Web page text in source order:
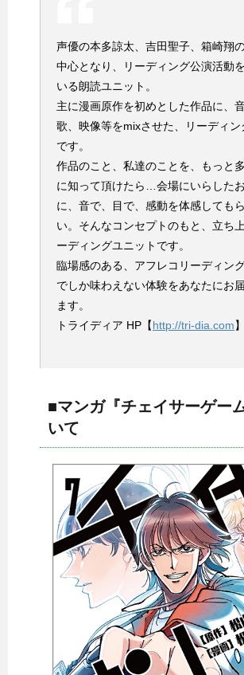
声優の本多諒太、吉田聖子、箱崎翔
中心となり、リーディング公演活動
いる朗読ユニット。
主に漫画原作を初めとした作品に、
歌、映像等をmixさせた、リーディン
です。
作品のこと、私達のことを、もっと
に知って頂けたら…会場にいらした
に、音で、目で、感動を体感しても
い。そんなコンセプトのもと、立ち
ーディングユニットです。
臨場感のある、アフレコリーディン
でしか味わえない体験をあなたにお
ます。
トライディア HP【http://tri-dia.com】
■マンガ『チェイサーゲー
いて